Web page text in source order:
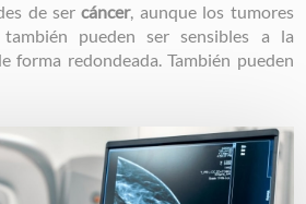
de sercáncer, aunque los tumores
pueden ser sensibles a la
forma redondeada. También pueden